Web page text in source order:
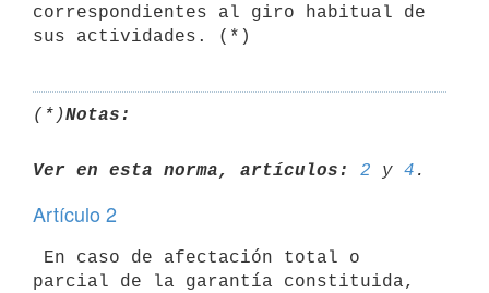
correspondientes al giro habitual de
(*)Notas:
Ver en esta norma, artículos: 2 y 4
Artículo 2
parcial de la garantía constituida,